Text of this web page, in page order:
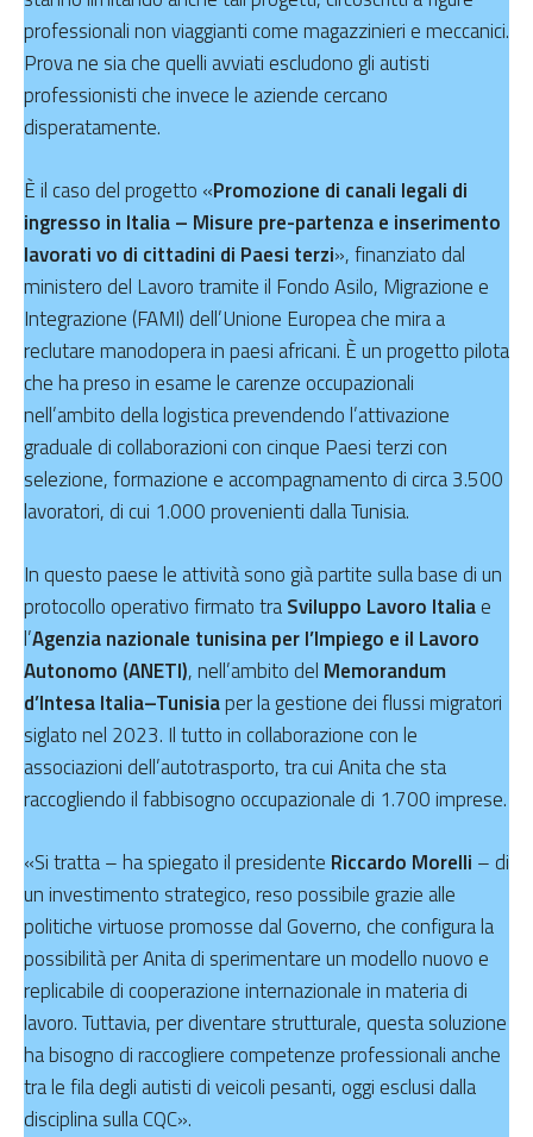
professionali non viaggianti come magazzinieri e meccanici.
Prova ne sia che quelli avviati escludono gli autisti
professionisti che invece le aziende cercano
disperatamente.
È il caso del progetto «Promozione di canali legali di
ingresso in Italia – Misure pre-partenza e inserimento
lavorati vo di cittadini di Paesi terzi», finanziato dal
ministero del Lavoro tramite il Fondo Asilo, Migrazione e
Integrazione (FAMI) dell’Unione Europea che mira a
reclutare manodopera in paesi africani. È un progetto pilota
che ha preso in esame le carenze occupazionali
nell’ambito della logistica prevendendo l’attivazione
graduale di collaborazioni con cinque Paesi terzi con
selezione, formazione e accompagnamento di circa 3.500
lavoratori, di cui 1.000 provenienti dalla Tunisia.
In questo paese le attività sono già partite sulla base di un
protocollo operativo firmato traSviluppo Lavoro Italiae
l’Agenzia nazionale tunisina per l’Impiego e il Lavoro
Autonomo (ANETI), nell’ambito del Memorandum
d’Intesa Italia–Tunisiaper la gestione dei flussi migratori
siglato nel 2023. Il tutto in collaborazione con le
associazioni dell’autotrasporto, tra cui Anita che sta
raccogliendo il fabbisogno occupazionale di 1.700 imprese.
«Si tratta – ha spiegato il presidente Riccardo Morelli – di
un investimento strategico, reso possibile grazie alle
politiche virtuose promosse dal Governo, che configura la
possibilità per Anita di sperimentare un modello nuovo e
replicabile di cooperazione internazionale in materia di
lavoro. Tuttavia, per diventare strutturale, questa soluzione
ha bisogno di raccogliere competenze professionali anche
tra le fila degli autisti di veicoli pesanti, oggi esclusi dalla
disciplina sulla CQC».